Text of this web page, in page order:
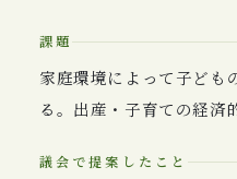
課題
家庭環境によって子ども
る。出産・子育ての経済
議会で提案したこと